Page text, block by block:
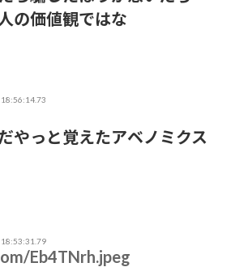
の価値観ではな
やっと覚えたアベノミクス
Eb4TNrh.jpeg